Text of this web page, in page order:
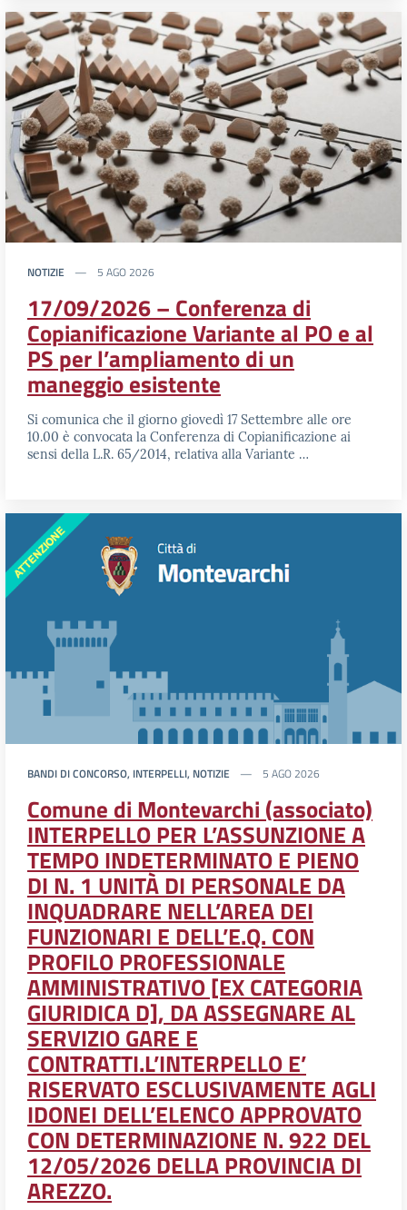
NOTIZIE 5 AGO 2026
17/09/2026 – Conferenza di
Copianificazione Variante al PO e al
PS per l’ampliamento di un
maneggio esistente
Si comunica che il giorno giovedì 17 Settembre alle ore
10.00 è convocata la Conferenza di Copianificazione ai
sensi della L.R. 65/2014, relativa alla Variante …
BANDI DI CONCORSO, INTERPELLI, NOTIZIE 5 AGO 2026
Comune di Montevarchi (associato)
INTERPELLO PER L’ASSUNZIONE A
TEMPO INDETERMINATO E PIENO
DI N. 1 UNITÀ DI PERSONALE DA
INQUADRARE NELL’AREA DEI
FUNZIONARI E DELL’E.Q. CON
PROFILO PROFESSIONALE
AMMINISTRATIVO [EX CATEGORIA
GIURIDICA D], DA ASSEGNARE AL
SERVIZIO GARE E
CONTRATTI.L’INTERPELLO E’
RISERVATO ESCLUSIVAMENTE AGLI
IDONEI DELL’ELENCO APPROVATO
CON DETERMINAZIONE N. 922 DEL
12/05/2026 DELLA PROVINCIA DI
AREZZO.